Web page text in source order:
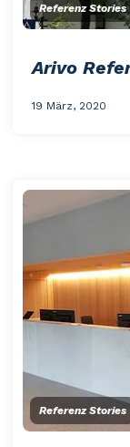
Referenz Stories
Arivo
19 März, 2020
Referenz Stories